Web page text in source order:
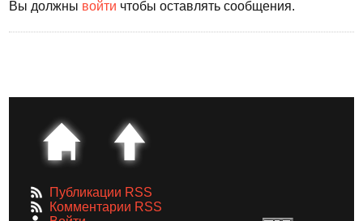
Вы должны войти чтобы оставлять сообщения.
Публикации RSS
Комментарии RSS